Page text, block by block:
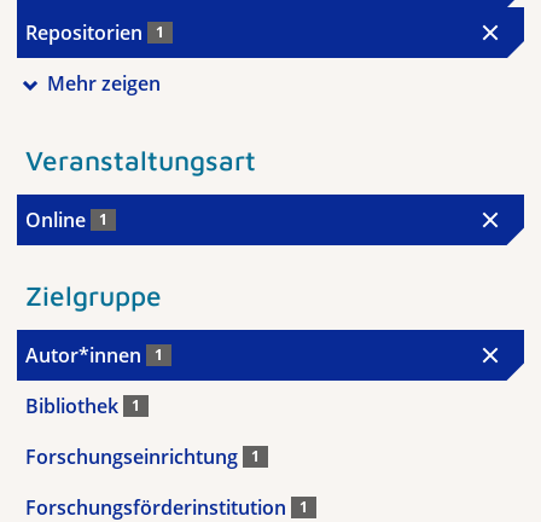
Repositorien 1
Mehr zeigen
Veranstaltungsart
Online 1
Zielgruppe
Autor*innen 1
Bibliothek 1
Forschungseinrichtung 1
Forschungsförderinstitution 1